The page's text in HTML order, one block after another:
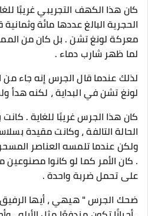
كان هذا الكهف التجريبي غريبًا
الحجرية البالغ عددها مائة
معركة لونغ تشن . بل كان من
لما ظهر شارب دماء .
لذلك عندما قال الجرس إنه جاء
لونغ تشن في البداية ، لكنه
كان هذا الجرس غريبًا للغاية .
الحالة التالفة ، وكانت مقيدة
ولكن عندما تلمسه العناصر
. كان الأمر كما لو كانوا مصنوعين
على تحمل ضربة واحدة .
ضحك الجرس " هيهي ، أيها الرفيق